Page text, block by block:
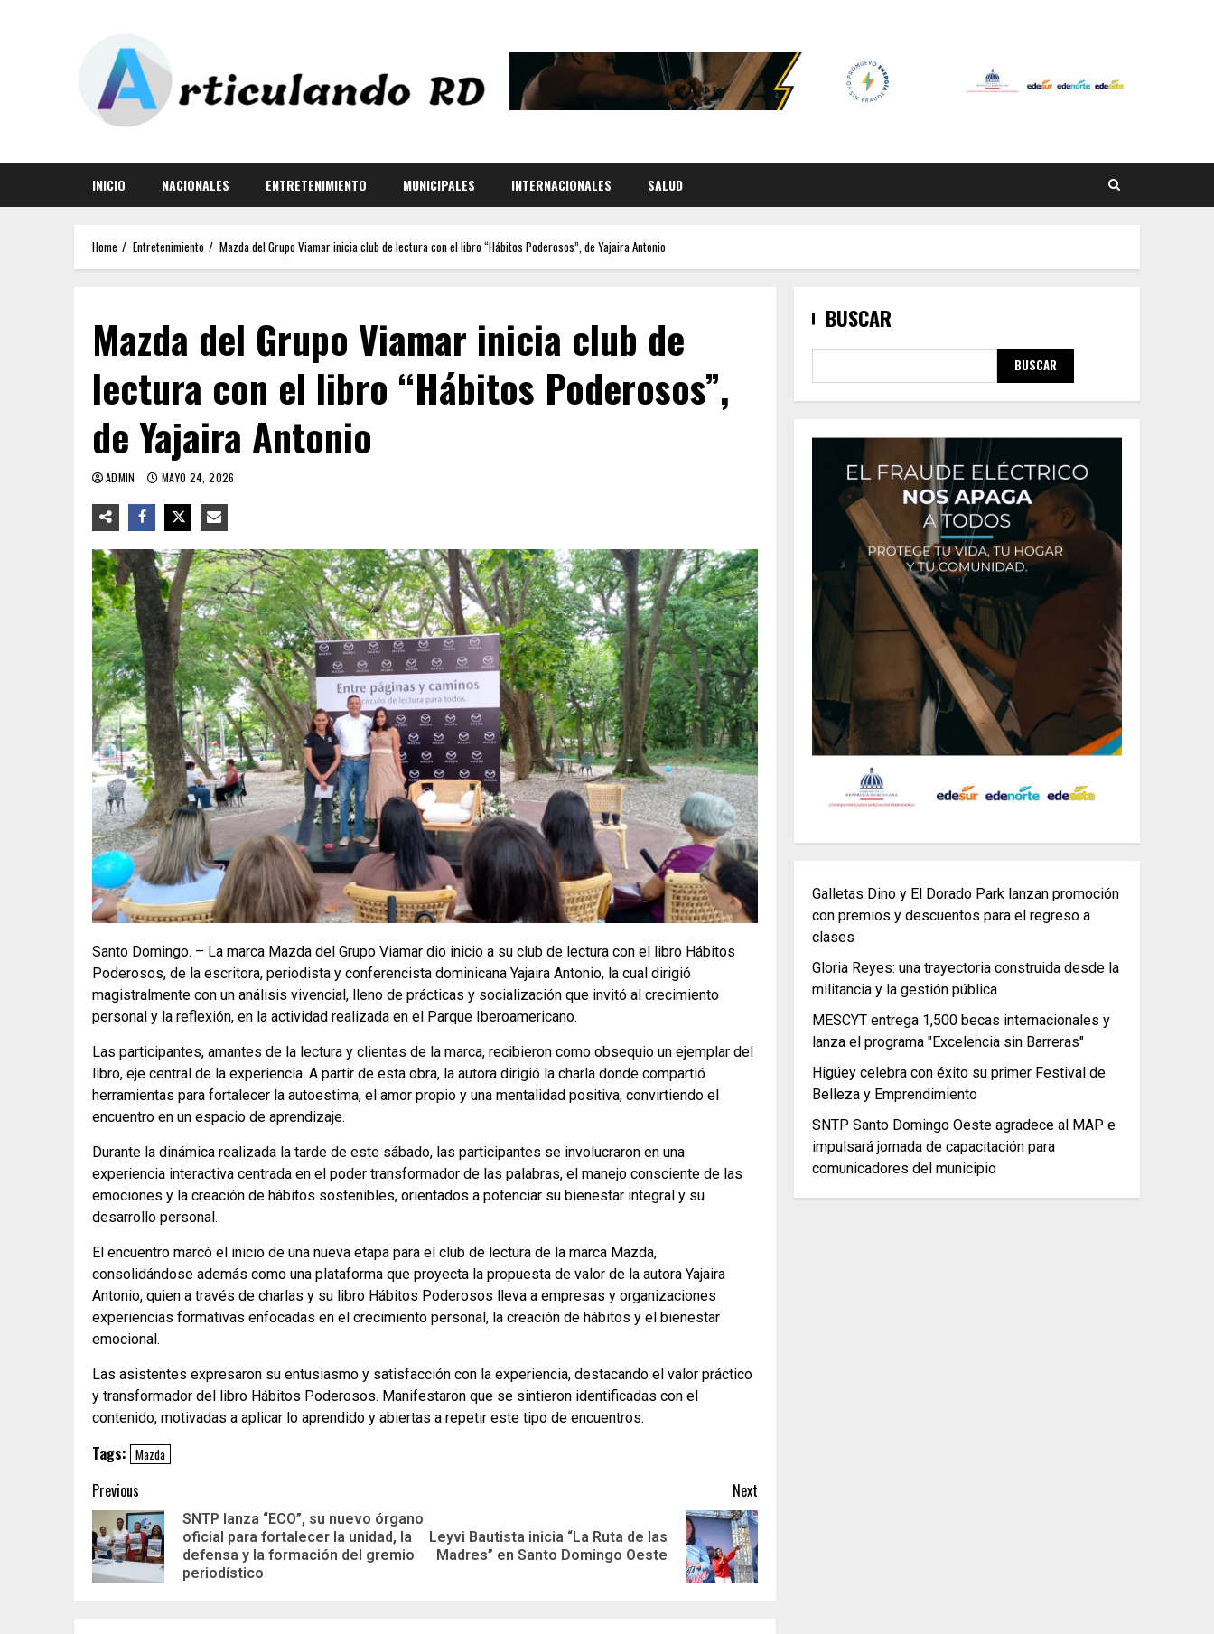
INICIO NACIONALES ENTRETENIMIENTO MUNICIPALES INTERNACIONALES SALUD
Home Entretenimiento Mazda del Grupo Viamar inicia club de lectura con el libro “Hábitos Poderosos”, de Yajaira Antonio
Mazda del Grupo Viamar inicia club de
lectura con el libro “Hábitos Poderosos”,
de Yajaira Antonio
ADMIN MAYO 24, 2026
Santo Domingo. – La marca Mazda del Grupo Viamar dio inicio a su club de lectura con el libro Hábitos
Poderosos, de la escritora, periodista y conferencista dominicana Yajaira Antonio, la cual dirigió
magistralmente con un análisis vivencial, lleno de prácticas y socialización que invitó al crecimiento
personal y la reflexión, en la actividad realizada en el Parque Iberoamericano.
Las participantes, amantes de la lectura y clientas de la marca, recibieron como obsequio un ejemplar del
libro, eje central de la experiencia. A partir de esta obra, la autora dirigió la charla donde compartió
herramientas para fortalecer la autoestima, el amor propio y una mentalidad positiva, convirtiendo el
encuentro en un espacio de aprendizaje.
Durante la dinámica realizada la tarde de este sábado, las participantes se involucraron en una
experiencia interactiva centrada en el poder transformador de las palabras, el manejo consciente de las
emociones y la creación de hábitos sostenibles, orientados a potenciar su bienestar integral y su
desarrollo personal.
El encuentro marcó el inicio de una nueva etapa para el club de lectura de la marca Mazda,
consolidándose además como una plataforma que proyecta la propuesta de valor de la autora Yajaira
Antonio, quien a través de charlas y su libro Hábitos Poderosos lleva a empresas y organizaciones
experiencias formativas enfocadas en el crecimiento personal, la creación de hábitos y el bienestar
emocional.
Las asistentes expresaron su entusiasmo y satisfacción con la experiencia, destacando el valor práctico
y transformador del libro Hábitos Poderosos. Manifestaron que se sintieron identificadas con el
contenido, motivadas a aplicar lo aprendido y abiertas a repetir este tipo de encuentros.
Tags: Mazda
Previous
SNTP lanza “ECO”, su nuevo órgano
oficial para fortalecer la unidad, la
defensa y la formación del gremio
periodístico
Next
Leyvi Bautista inicia “La Ruta de las
Madres” en Santo Domingo Oeste
BUSCAR
BUSCAR
Galletas Dino y El Dorado Park lanzan promoción
con premios y descuentos para el regreso a
clases
Gloria Reyes: una trayectoria construida desde la
militancia y la gestión pública
MESCYT entrega 1,500 becas internacionales y
lanza el programa "Excelencia sin Barreras"
Higüey celebra con éxito su primer Festival de
Belleza y Emprendimiento
SNTP Santo Domingo Oeste agradece al MAP e
impulsará jornada de capacitación para
comunicadores del municipio